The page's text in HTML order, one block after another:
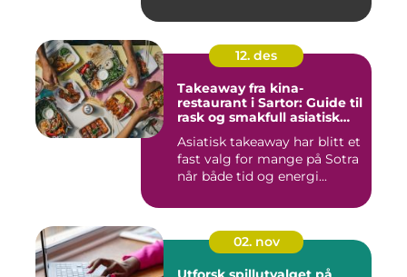
12. des
Takeaway fra kina-
restaurant i Sartor: Guide til
rask og smakfull asiatisk
Asiatisk takeaway har blitt et
fast valg for mange på Sotra
når både tid og energi...
02. nov